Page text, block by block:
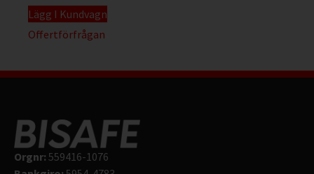
Lägg I Kundvagn
Offertförfrågan
Orgnr: 559416-1076